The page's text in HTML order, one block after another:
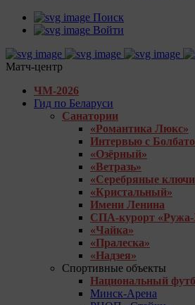
Поиск
Войти
Матч-центр
ЧМ-2026
Гид по Беларуси
Санатории
«Романтика Люкс»
Интервью с
«Озёрный»
«Ветразь»
«Серебряные
«Кристальный»
Имени Ленина
СПА-курорт «Ружа-
«Чайка»
«Пралеска»
«Надзея»
Спортивные объекты
Национальный
Минск-Арена